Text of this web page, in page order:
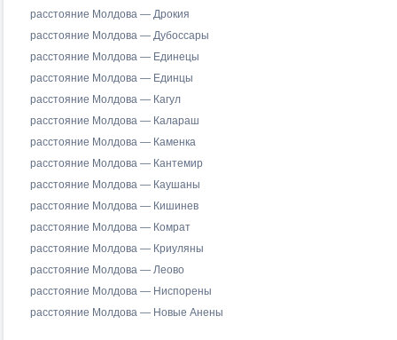
расстояние Молдова — Дрокия
расстояние Молдова — Дубоссары
расстояние Молдова — Единецы
расстояние Молдова — Единцы
расстояние Молдова — Кагул
расстояние Молдова — Калараш
расстояние Молдова — Каменка
расстояние Молдова — Кантемир
расстояние Молдова — Каушаны
расстояние Молдова — Кишинев
расстояние Молдова — Комрат
расстояние Молдова — Криуляны
расстояние Молдова — Леово
расстояние Молдова — Ниспорены
расстояние Молдова — Новые Анены